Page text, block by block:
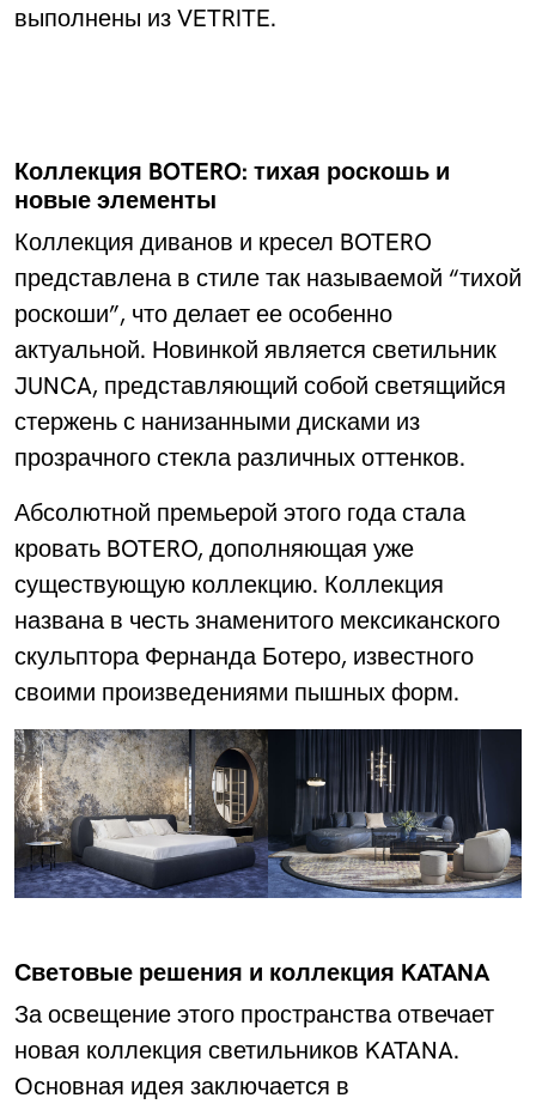
выполнены из VETRITE.
Коллекция BOTERO: тихая роскошь и
новые элементы
Коллекция диванов и кресел BOTERO
представлена в стиле так называемой “тихой
роскоши”, что делает ее особенно
актуальной. Новинкой является светильник
JUNCA, представляющий собой светящийся
стержень с нанизанными дисками из
прозрачного стекла различных оттенков.
Абсолютной премьерой этого года стала
кровать BOTERO, дополняющая уже
существующую коллекцию. Коллекция
названа в честь знаменитого мексиканского
скульптора Фернанда Ботеро, известного
своими произведениями пышных форм.
Световые решения и коллекция KATANA
За освещение этого пространства отвечает
новая коллекция светильников KATANA.
Основная идея заключается в